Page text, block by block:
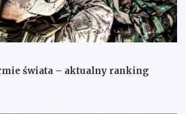
świata – aktualny ranking